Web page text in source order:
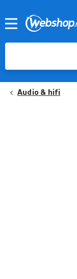
Audio & hifi